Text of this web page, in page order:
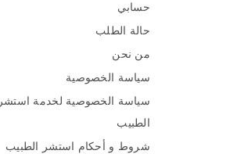
حسابي
حالة الطلب
من نحن
سياسة الخصوصية
سياسة الخصوصية لخدمة استشر
الطبيب
شروط و أحكام استشر الطبيب